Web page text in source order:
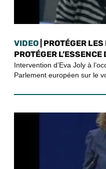
VIDEO | PROTÉGER
PROTÉGER L’ESSENCE
Intervention d’Eva Joly à
Parlement européen sur le